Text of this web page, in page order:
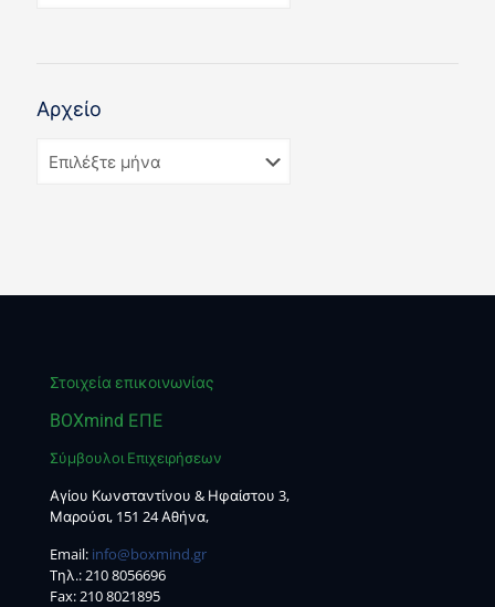
Αρχείο
Στοιχεία επικοινωνίας
BOXmind ΕΠΕ
Σύμβουλοι Επιχειρήσεων
Αγίου Κωνσταντίνου & Ηφαίστου 3,
Μαρούσι, 151 24 Αθήνα,
Email: info@boxmind.gr
Tηλ.:210 8056696
Fax: 210 8021895